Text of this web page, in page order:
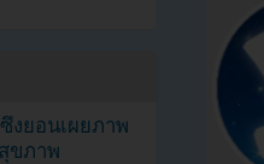
งยอนเผยภาพ
ขภาพ